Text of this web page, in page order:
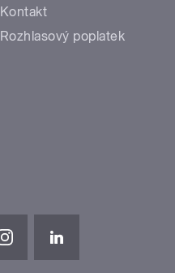
Kontakt
Rozhlasový poplatek